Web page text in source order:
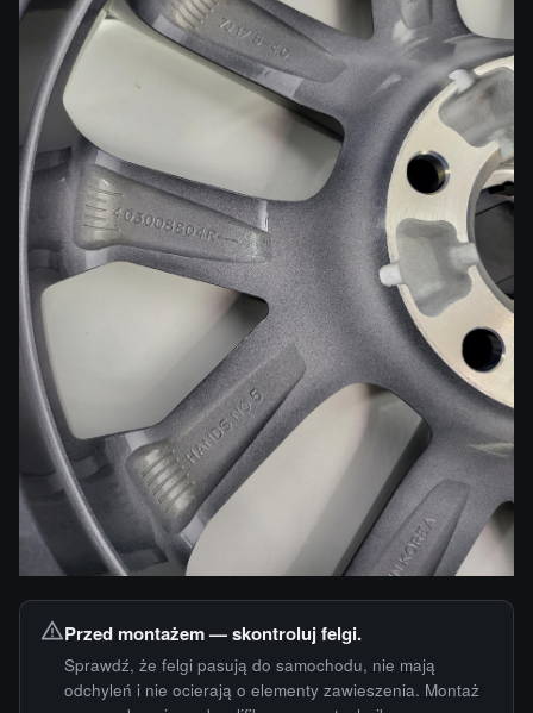
Przed montażem — skontroluj felgi.
Sprawdź, że felgi pasują do samochodu, nie mają
odchyleń i nie ocierają o elementy zawieszenia. Montaż